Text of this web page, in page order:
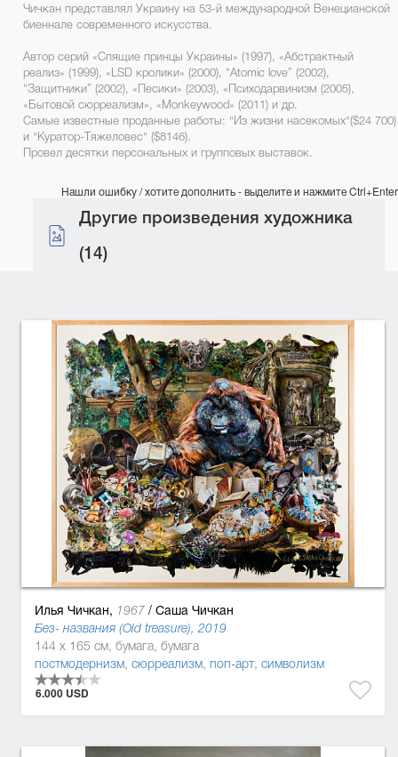
Чичкан представлял Украину на 53-й международной Венецианской
биеннале современного искусства.
Автор серий «Спящие принцы Украины» (1997), «Абстрактный
реализ» (1999), «LSD кролики» (2000), “Atomic love” (2002),
“Защитники” (2002), «Песики» (2003), «Психодарвинизм (2005),
«Бытовой сюрреализм», «Monkeywood» (2011) и др.
Самые известные проданные работы: "Из жизни насекомых"($24 700)
и "Куратор-Тяжеловес" ($8146).
Провел десятки персональных и групповых выставок.
Нашли ошибку / хотите дополнить - выделите и нажмите Ctrl+Enter
Другие произведения художника
(14)
Илья Чичкан, 1967 / Саша Чичкан
Без- названия (Old treasure), 2019
144 x 165 см, бумага, бумага
постмодернизм, сюрреализм, поп-арт, символизм
6.000 USD